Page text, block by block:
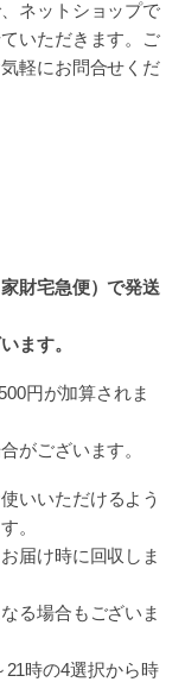
ネットショップで
いただきます。ご
軽にお問合せくだ
財宅急便）で発送
ます。
円が加算されま
がございます。
いいただけるよう
。
届け時に回収しま
る場合もございま
21時の4選択から時